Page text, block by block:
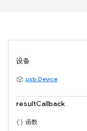
设备
usb.Device
resultCallback
函数